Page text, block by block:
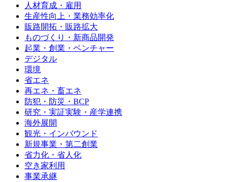
人材育成・雇用
生産性向上・業務効率化
販路開拓・販路拡大
ものづくり・新商品開発
起業・創業・ベンチャー
デジタル
環境
省エネ
再エネ・畜エネ
防犯・防災・BCP
研究・実証実験・産学連携
海外展開
観光・インバウンド
新規事業・第二創業
省力化・省人化
空き家利用
事業承継